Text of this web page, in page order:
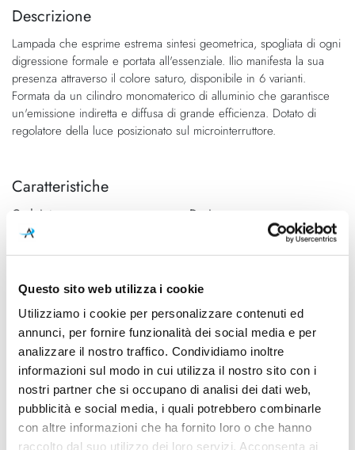
Questo sito web utilizza i cookie
Utilizziamo i cookie per personalizzare contenuti ed
annunci, per fornire funzionalità dei social media e per
analizzare il nostro traffico. Condividiamo inoltre
informazioni sul modo in cui utilizza il nostro sito con i
nostri partner che si occupano di analisi dei dati web,
pubblicità e social media, i quali potrebbero combinarle
con altre informazioni che ha fornito loro o che hanno
raccolto dal suo utilizzo dei loro servizi. Acconsenta ai
fine
galleria
di
immagini
della
di
immagini
Descrizione
Lampada che esprime estrema sintesi geometrica, spogliata di ogni
digressione formale e portata all'essenziale. Ilio manifesta la sua
presenza attraverso il colore saturo, disponibile in 6 varianti.
Formata da un cilindro monomaterico di alluminio che garantisce
un'emissione indiretta e diffusa di grande efficienza. Dotato di
regolatore della luce posizionato sul microinterruttore.
Caratteristiche
Cod.Art.
1640W30APP
Designer
Ernesto Gismondi
2700K
300mm x Ø 90mm - H
Sorgente luminosa
Led integrato
Potenza e attacco
45W - 2700K - 3564Lm
Dimmerazione
Dimmerabile
Classe energetica
A++, A+, A
Ean